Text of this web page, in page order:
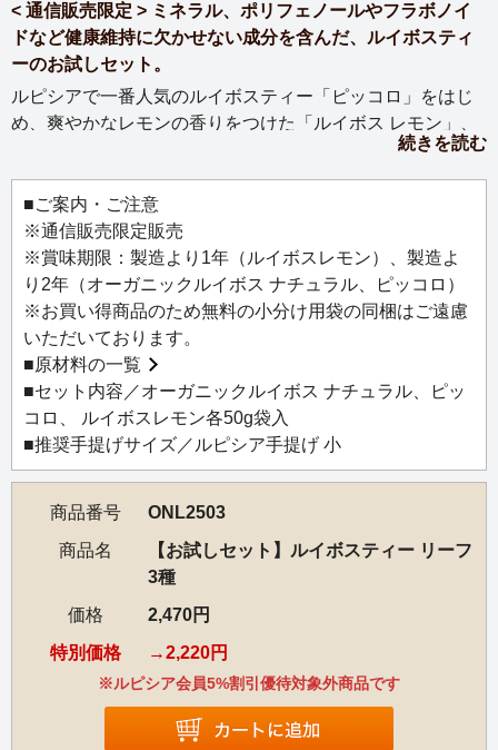
< 通信販売限定 > ミネラル、ポリフェノールやフラボノイ
ドなど健康維持に欠かせない成分を含んだ、ルイボスティ
ーのお試しセット。
ルピシアで一番人気のルイボスティー「ピッコロ」をはじ
め、爽やかなレモンの香りをつけた「ルイボス レモン」、
オーソドックスな香りと穏やかな味わいの「オーガニック
ルイボス ナチュラル」、人気のルイボスティー3種のお試
しセット。各50g袋入です。
通常価格より、220円お得です。
続きを読む
■ご案内・ご注意
※通信販売限定販売
※賞味期限：製造より1年（ルイボスレモン）、製造よ
り2年（オーガニックルイボス ナチュラル、ピッコロ）
※お買い得商品のため無料の小分け用袋の同梱はご遠慮
いただいております。
■原材料の一覧
■セット内容／オーガニックルイボス ナチュラル、ピッ
コロ、 ルイボスレモン各50g袋入
■推奨手提げサイズ／ルピシア手提げ 小
商品番号
ONL2503
商品名
【お試しセット】ルイボスティー リーフ
3種
価格
2,470円
特別価格
2,220円
※ルピシア会員5%割引優待対象外商品です